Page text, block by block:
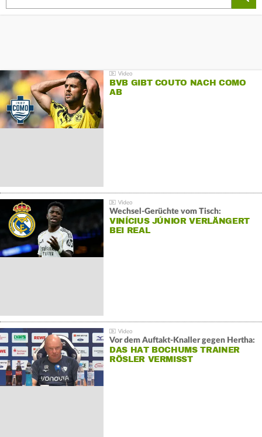
BVB GIBT COUTO NACH COMO
AB
Wechsel-Gerüchte vom Tisch:
VINÍCIUS JÚNIOR VERLÄNGERT
BEI REAL
Vor dem Auftakt-Knaller gegen Hertha:
DAS HAT BOCHUMS TRAINER
RÖSLER VERMISST